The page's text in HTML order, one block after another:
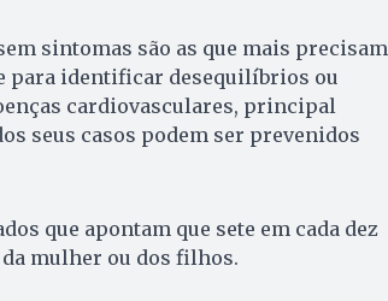
sintomas são as que mais precisam
para identificar desequilíbrios ou
cardiovasculares, principal
seus casos podem ser prevenidos
que apontam que sete em cada dez
mulher ou dos filhos.